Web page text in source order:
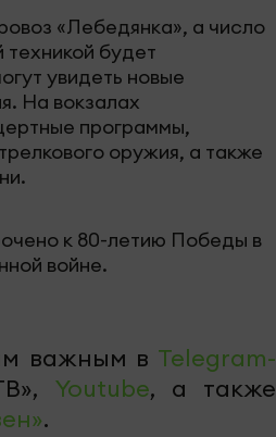
«Лебедянка», а число
будет
увидеть новые
На вокзалах
программы,
оружия, а также
к 80-летию Победы в
войне.
важным в Telegram-
Youtube, а также
.